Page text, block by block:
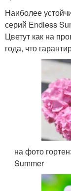
Наиболее
серий Endless
Цветут как на
года, что
на фото
Summer